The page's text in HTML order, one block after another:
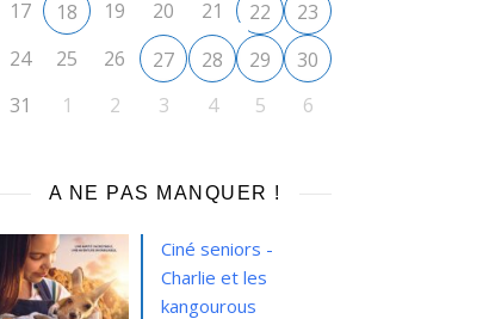
17
18 19 20 21 22
23
24
25 26 27 28 29
30
31
1 2 3 4 5 6
A NE PAS MANQUER !
Ciné seniors -
Charlie et les
kangourous